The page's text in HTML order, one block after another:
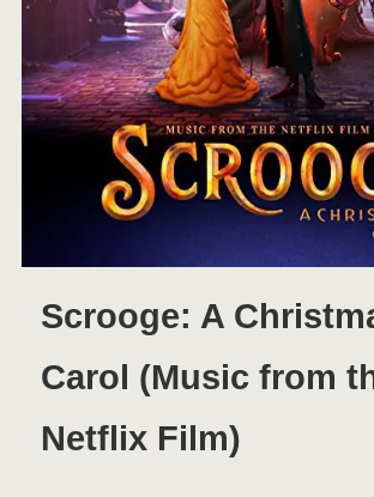
Scrooge: A
Carol (Music from
Netflix Film)